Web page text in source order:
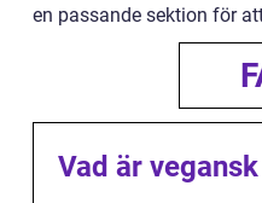
en passande sektion för
Vad är